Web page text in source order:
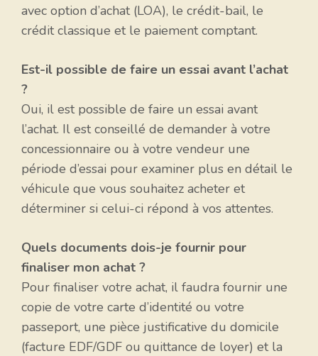
avec option d’achat (LOA), le crédit-bail, le
crédit classique et le paiement comptant.
Est-il possible de faire un essai avant l’achat
?
Oui, il est possible de faire un essai avant
l’achat. Il est conseillé de demander à votre
concessionnaire ou à votre vendeur une
période d’essai pour examiner plus en détail le
véhicule que vous souhaitez acheter et
déterminer si celui-ci répond à vos attentes.
Quels documents dois-je fournir pour
finaliser mon achat ?
Pour finaliser votre achat, il faudra fournir une
copie de votre carte d’identité ou votre
passeport, une pièce justificative du domicile
(facture EDF/GDF ou quittance de loyer) et la